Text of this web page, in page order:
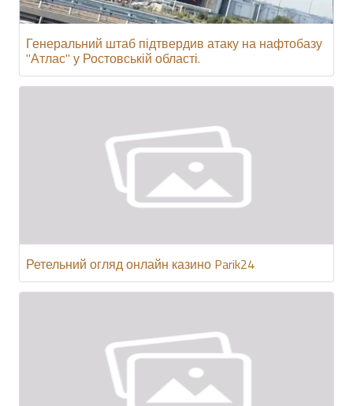
Генеральний штаб підтвердив атаку на нафтобазу
"Атлас" у Ростовській області.
Ретельний огляд онлайн казино Parik24